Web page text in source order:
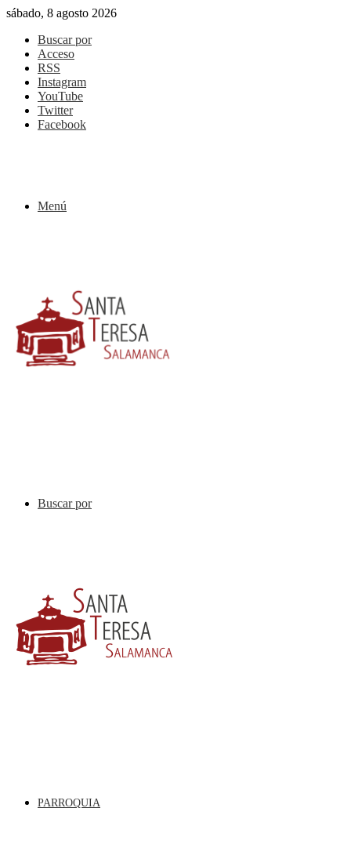
sábado, 8 agosto 2026
Buscar por
Acceso
RSS
Instagram
YouTube
Twitter
Facebook
Menú
Buscar por
PARROQUIA